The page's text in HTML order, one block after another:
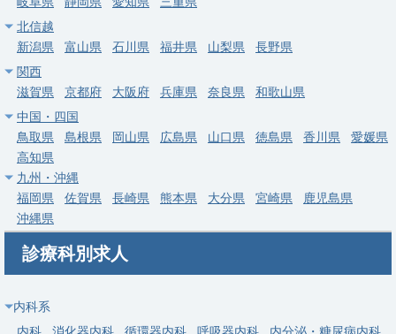
北信越
新潟県
富山県 石川県 福井県 山梨県
長野県
関西
滋賀県
京都府 大阪府 兵庫県 奈良県
和歌山県
中国・四国
鳥取県
島根県 岡山県 広島県 山口県 徳島県 香川県
愛媛県
高知県
九州・沖縄
福岡県
佐賀県 長崎県 熊本県 大分県 宮崎県
鹿児島県
沖縄県
診療科別求人
内科系
内科
消化器内科 循環器内科 呼吸器内科
内分泌・糖尿病内科